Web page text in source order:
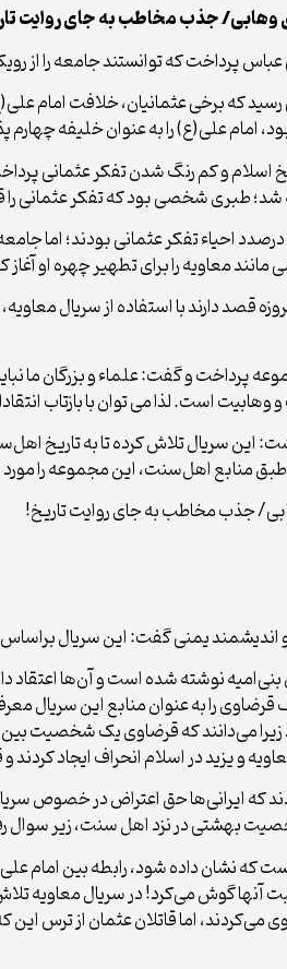
وهابی/ جذب مخاطب به جای روایت
پرداخت که توانستند جامعه را از
که برخی عثمانیان، خلافت امام
امام علی(ع) را به عنوان خلیفه چهارم
اسلام و کم رنگ شدن تفکر عثمانی
طبری شخصی بود که تفکر عثمانی را
عده‌ای درصدد احیاء تفکر عثمانی بودند؛
معاویه را برای تطهیر چهره او آغاز
قصد دارند با استفاده از سریال
پرداخت و گفت: علماء و بزرگان ما
است. لذا می توان با بازتاب
این سریال تلاش کرده تا به تاریخ
طبق منابع اهل‌سنت، این مجموعه را مورد
جذب مخاطب به جای روایت تاریخ!
یمنی گفت: این سریال
بنی‌امیه نوشته شده است و آن‌ها
را به عنوان منابع این سریال
زیرا می‌دانند که قرضاوی یک
و یزید در اسلام انحراف ایجاد
که ایرانی‌ها حق اعتراض در خصوص
بهشتی در نزد اهل سنت، زیر
که نشان داده شود، رابطه بین امام
آنها گوش می‌کرد! در سریال معاویه
اما قاتلان عثمان از ترس